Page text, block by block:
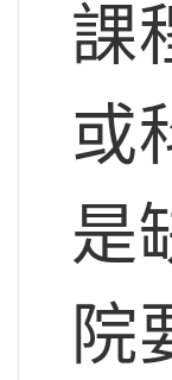
課
或
是
院